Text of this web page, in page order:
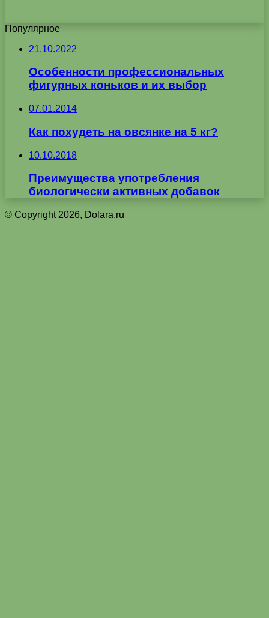
Популярное
21.10.2022
Особенности профессиональных
фигурных коньков и их выбор
07.01.2014
Как похудеть на овсянке на 5 кг?
10.10.2018
Преимущества употребления
биологически активных добавок
© Copyright 2026, Dolara.ru